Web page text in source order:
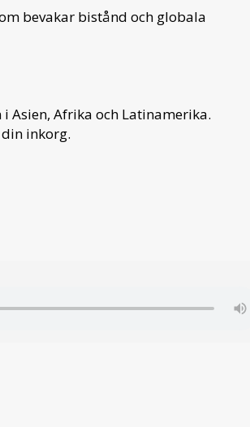
bevakar bistånd och globala
Asien, Afrika och Latinamerika.
inkorg.